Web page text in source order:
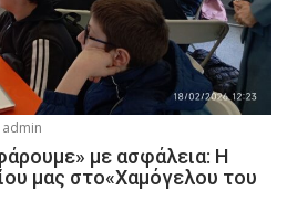
admin
με ασφάλεια: Η
μας στο«Χαμόγελου του